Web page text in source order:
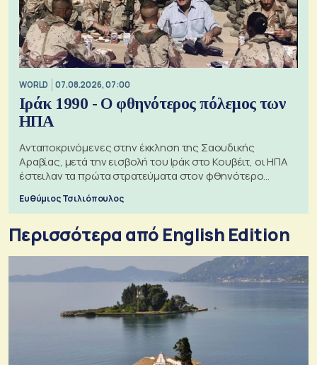
WORLD 07.08.2026, 07:00
Ιράκ 1990 - Ο φθηνότερος πόλεμος των
ΗΠΑ
Ανταποκρινόμενες στην έκκληση της Σαουδικής
Αραβίας, μετά την εισβολή του Ιράκ στο Κουβέιτ, οι ΗΠΑ
έστειλαν τα πρώτα στρατεύματα στον φθηνότερο
Ευθύμιος Τσιλιόπουλος
Περισσότερα από English Edition